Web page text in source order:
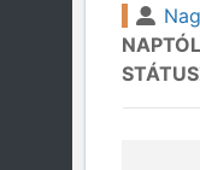
NAPTÓL